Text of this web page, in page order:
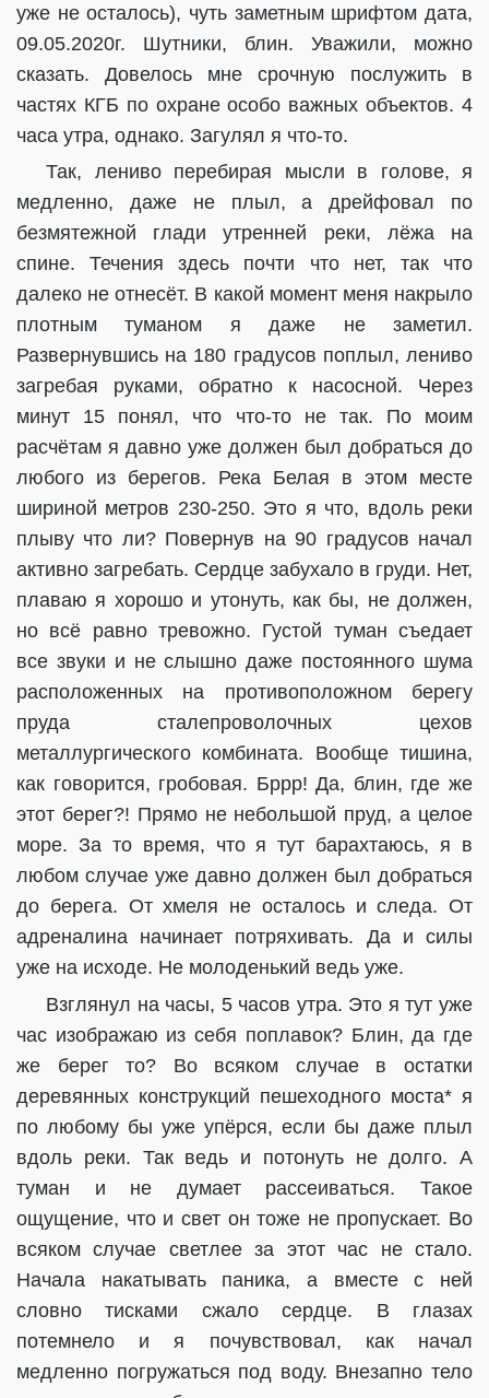
уже не осталось), чуть заметным шрифтом дата,
09.05.2020г. Шутники, блин. Уважили, можно
сказать. Довелось мне срочную послужить в
частях КГБ по охране особо важных объектов. 4
часа утра, однако. Загулял я что-то.
Так, лениво перебирая мысли в голове, я
медленно, даже не плыл, а дрейфовал по
безмятежной глади утренней реки, лёжа на
спине. Течения здесь почти что нет, так что
далеко не отнесёт. В какой момент меня накрыло
плотным туманом я даже не заметил.
Развернувшись на 180 градусов поплыл, лениво
загребая руками, обратно к насосной. Через
минут 15 понял, что что-то не так. По моим
расчётам я давно уже должен был добраться до
любого из берегов. Река Белая в этом месте
шириной метров 230-250. Это я что, вдоль реки
плыву что ли? Повернув на 90 градусов начал
активно загребать. Сердце забухало в груди. Нет,
плаваю я хорошо и утонуть, как бы, не должен,
но всё равно тревожно. Густой туман съедает
все звуки и не слышно даже постоянного шума
расположенных на противоположном берегу
пруда сталепроволочных цехов
металлургического комбината. Вообще тишина,
как говорится, гробовая. Бррр! Да, блин, где же
этот берег?! Прямо не небольшой пруд, а целое
море. За то время, что я тут барахтаюсь, я в
любом случае уже давно должен был добраться
до берега. От хмеля не осталось и следа. От
адреналина начинает потряхивать. Да и силы
уже на исходе. Не молоденький ведь уже.
Взглянул на часы, 5 часов утра. Это я тут уже
час изображаю из себя поплавок? Блин, да где
же берег то? Во всяком случае в остатки
деревянных конструкций пешеходного моста* я
по любому бы уже упёрся, если бы даже плыл
вдоль реки. Так ведь и потонуть не долго. А
туман и не думает рассеиваться. Такое
ощущение, что и свет он тоже не пропускает. Во
всяком случае светлее за этот час не стало.
Начала накатывать паника, а вместе с ней
словно тисками сжало сердце. В глазах
потемнело и я почувствовал, как начал
медленно погружаться под воду. Внезапно тело